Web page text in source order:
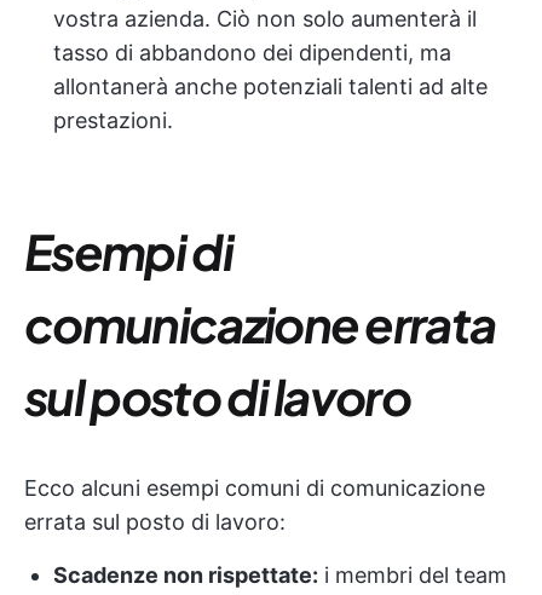
vostra azienda. Ciò non solo aumenterà il
tasso di abbandono dei dipendenti, ma
allontanerà anche potenziali talenti ad alte
prestazioni.
Esempi di
comunicazione errata
sul posto di lavoro
Ecco alcuni esempi comuni di comunicazione
errata sul posto di lavoro:
Scadenze non rispettate: i membri del team